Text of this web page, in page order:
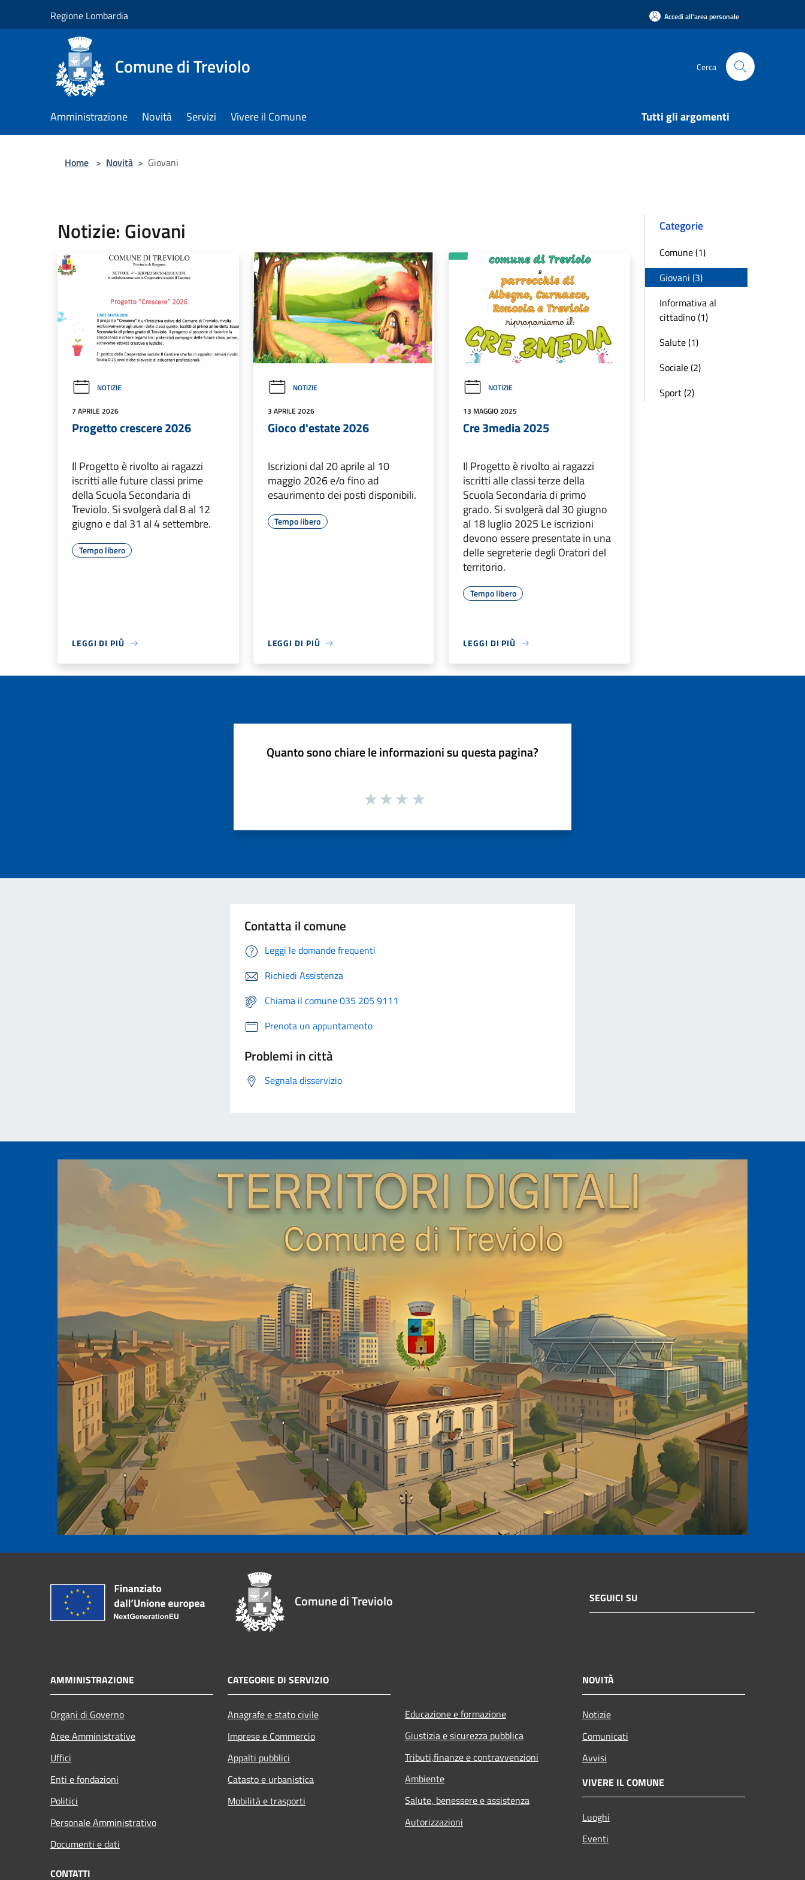
Regione Lombardia Accedi all'area personale
Comune di Treviolo Cerca
Amministrazione Novità Servizi Vivere il Comune Tutti gli argomenti
Home > Novità > Giovani
Notizie: Giovani
NOTIZIE
7 APRILE 2026
Progetto crescere 2026
Il Progetto è rivolto ai ragazzi
iscritti alle future classi prime
della Scuola Secondaria di
Treviolo. Si svolgerà dal 8 al 12
giugno e dal 31 al 4 settembre.
Tempo libero
LEGGI DI PIÙ
NOTIZIE
3 APRILE 2026
Gioco d'estate 2026
Iscrizioni dal 20 aprile al 10
maggio 2026 e/o fino ad
esaurimento dei posti disponibili.
Tempo libero
LEGGI DI PIÙ
NOTIZIE
13 MAGGIO 2025
Cre 3media 2025
Il Progetto è rivolto ai ragazzi
iscritti alle classi terze della
Scuola Secondaria di primo
grado. Si svolgerà dal 30 giugno
al 18 luglio 2025 Le iscrizioni
devono essere presentate in una
delle segreterie degli Oratori del
territorio.
Tempo libero
LEGGI DI PIÙ
Categorie
Comune (1)
Giovani (3)
Informativa al
cittadino (1)
Salute (1)
Sociale (2)
Sport (2)
Quanto sono chiare le informazioni su questa pagina?
Contatta il comune
Leggi le domande frequenti
Richiedi Assistenza
Chiama il comune 035 205 9111
Prenota un appuntamento
Problemi in città
Segnala disservizio
Comune di Treviolo SEGUICI SU
AMMINISTRAZIONE
Organi di Governo
Aree Amministrative
Uffici
Enti e fondazioni
Politici
Personale Amministrativo
Documenti e dati
CATEGORIE DI SERVIZIO
Anagrafe e stato civile
Imprese e Commercio
Appalti pubblici
Catasto e urbanistica
Mobilità e trasporti
Educazione e formazione
Giustizia e sicurezza pubblica
Tributi,finanze e contravvenzioni
Ambiente
Salute, benessere e assistenza
Autorizzazioni
NOVITÀ
Notizie
Comunicati
Avvisi
VIVERE IL COMUNE
Luoghi
Eventi
CONTATTI